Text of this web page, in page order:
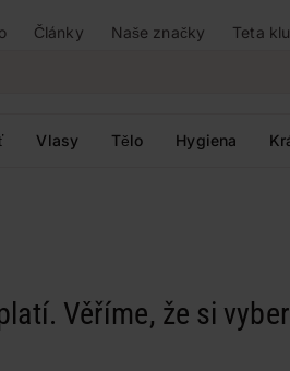
Články Naše značky Teta
Vlasy Tělo Hygiena
Věříme, že si